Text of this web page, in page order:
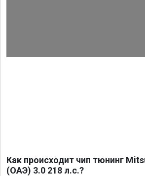
Как происходит чип тюнинг
(ОАЭ) 3.0 218 л.с.?